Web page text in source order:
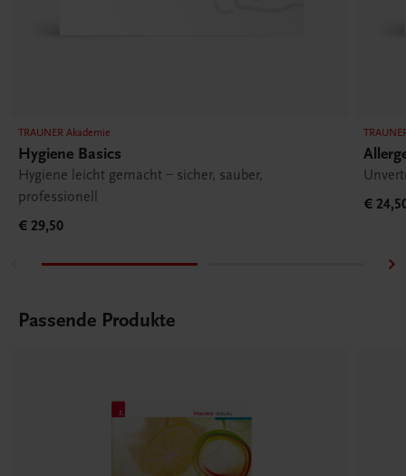
TRAUNER Akademie
Hygiene Basics
Hygiene leicht gemacht – sicher, sauber,
professionell
€ 29,50
€
Passende Produkte